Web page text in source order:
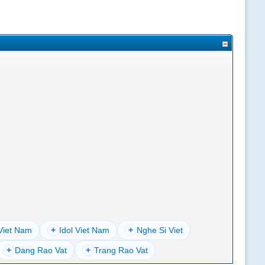
Nam + Idol Viet Nam + Nghe Si Viet
+ Dang Rao Vat + Trang Rao Vat